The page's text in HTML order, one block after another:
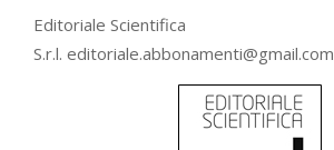
Editoriale Scientifica
S.r.l. editoriale.abbonamenti@gmail.com